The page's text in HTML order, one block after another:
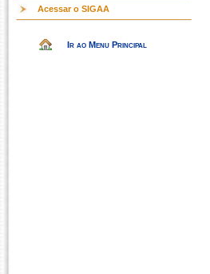
Acessar o SIGAA
Ir ao Menu Principal